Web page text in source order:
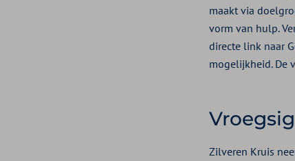
maakt via
vorm van hulp.
directe link naar
mogelijkheid. De
Zilveren Kruis